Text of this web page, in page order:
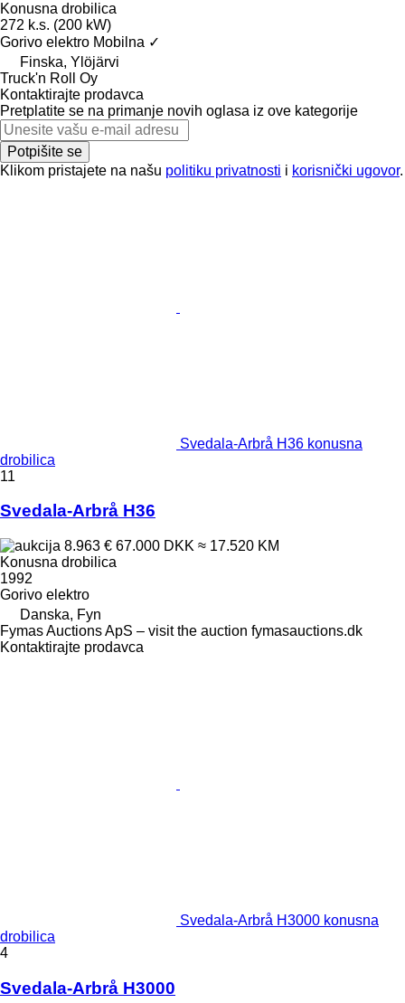
Konusna drobilica
272 k.s. (200 kW)
Gorivo elektro Mobilna ✓
Finska, Ylöjärvi
Truck'n Roll Oy
Kontaktirajte prodavca
Pretplatite se na primanje novih oglasa iz ove kategorije
Potpišite se
Klikom pristajete na našu politiku privatnosti i korisnički ugovor.
Svedala-Arbrå H36 konusna
drobilica
11
Svedala-Arbrå H36
8.963 € 67.000 DKK ≈ 17.520 KM
Konusna drobilica
1992
Gorivo elektro
Danska, Fyn
Fymas Auctions ApS – visit the auction fymasauctions.dk
Kontaktirajte prodavca
Svedala-Arbrå H3000 konusna
drobilica
4
Svedala-Arbrå H3000